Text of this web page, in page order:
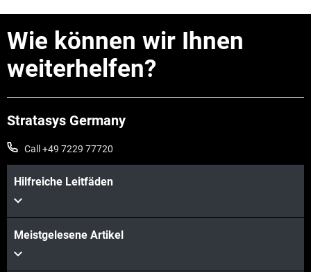
Mehr sehen
Wie können wir Ihnen
weiterhelfen?
Stratasys Germany
Call +49 7229 77720
Hilfreiche Leitfäden
Meistgelesene Artikel